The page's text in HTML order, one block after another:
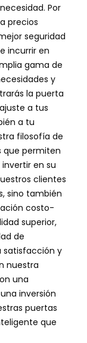
Por
precios
seguridad
incurrir en
gama de
y
la puerta
a tus
a tu
filosofía de
que permiten
en su
clientes
sino también
costo-
superior,
de
satisfacción y
nuestra
una
inversión
puertas
que